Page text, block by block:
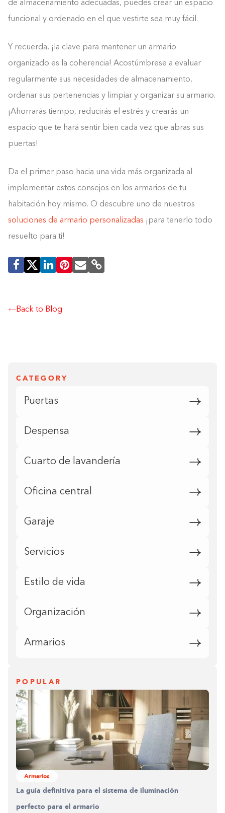
de almacenamiento adecuadas, puedes crear un espacio
funcional y ordenado en el que vestirte sea muy fácil.
Y recuerda, ¡la clave para mantener un armario
organizado es la coherencia! Acostúmbrese a evaluar
regularmente sus necesidades de almacenamiento,
ordenar sus pertenencias y limpiar y organizar su armario.
¡Ahorrarás tiempo, reducirás el estrés y crearás un
espacio que te hará sentir bien cada vez que abras sus
puertas!
Da el primer paso hacia una vida más organizada al
implementar estos consejos en los armarios de tu
habitación hoy mismo. O descubre uno de nuestros
soluciones de armario personalizadas ¡para tenerlo todo
resuelto para ti!
Back to Blog
CATEGORY
Puertas
Despensa
Cuarto de lavandería
Oficina central
Garaje
Servicios
Estilo de vida
Organización
Armarios
POPULAR
Armarios
La guía definitiva para el sistema de iluminación
perfecto para el armario